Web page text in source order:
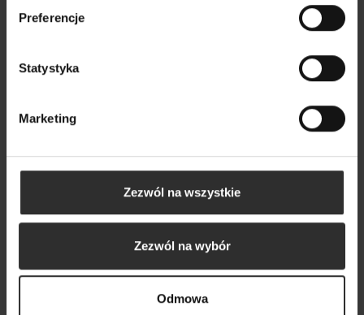
Preferencje
Statystyka
Marketing
Zezwól na wszystkie
Zezwól na wybór
Odmowa
Nowy